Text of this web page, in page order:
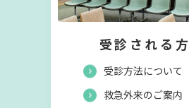
受診される方
受診方法について
救急外来のご案内